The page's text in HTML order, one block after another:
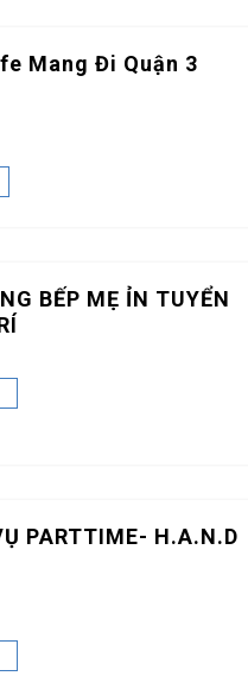
Mang Đi Quận 3
BẾP MẸ ỈN TUYỂN
PARTTIME- H.A.N.D